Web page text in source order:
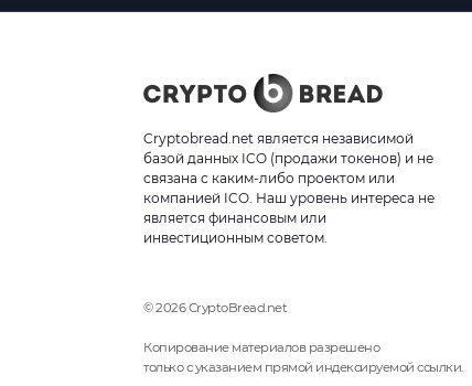
Cryptobread.net является независимой
базой данных ICO (продажи токенов) и не
связана с каким-либо проектом или
компанией ICO. Наш уровень интереса не
является финансовым или
инвестиционным советом.
© 2026 CryptoBread.net
Копирование материалов разрешено
только с указанием прямой индексируемой ссылки.